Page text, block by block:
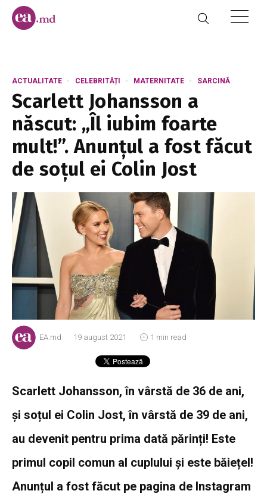
ACTUALITATE CELEBRITĂȚI MATERNITATE SARCINĂ
Scarlett Johansson a
născut: „Îl iubim foarte
mult!”. Anunțul a fost făcut
de soțul ei Colin Jost
EA.md 19 august 2021 1 min read
Scarlett Johansson, în vârstă de 36 de ani,
și soțul ei Colin Jost, în vârstă de 39 de ani,
au devenit pentru prima dată părinți! Este
primul copil comun al cuplului și este băiețel!
Anunțul a fost făcut pe pagina de Instagram